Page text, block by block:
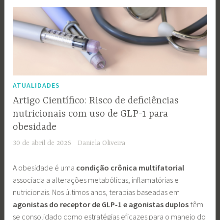
ATUALIDADES
Artigo Científico: Risco de deficiências
nutricionais com uso de GLP-1 para
obesidade
30 de abril de 2026 Daniela Oliveira
A obesidade é uma condição crônica multifatorial
associada a alterações metabólicas, inflamatórias e
nutricionais. Nos últimos anos, terapias baseadas em
agonistas do receptor de GLP-1 e agonistas duplos têm
se consolidado como estratégias eficazes para o manejo do